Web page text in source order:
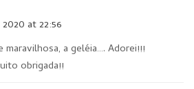
at 22:56
maravilhosa, a geléia…. Adorei!!!
obrigada!!